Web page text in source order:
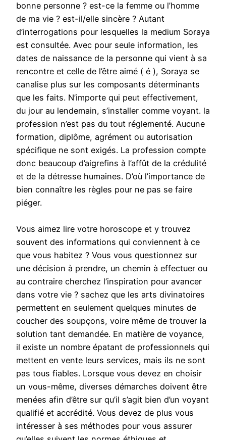
bonne personne ? est-ce la femme ou l’homme
de ma vie ? est-il/elle sincère ? Autant
d’interrogations pour lesquelles la medium Soraya
est consultée. Avec pour seule information, les
dates de naissance de la personne qui vient à sa
rencontre et celle de l’être aimé ( é ), Soraya se
canalise plus sur les composants déterminants
que les faits. N’importe qui peut effectivement,
du jour au lendemain, s’installer comme voyant. la
profession n’est pas du tout réglementé. Aucune
formation, diplôme, agrément ou autorisation
spécifique ne sont exigés. La profession compte
donc beaucoup d’aigrefins à l’affût de la crédulité
et de la détresse humaines. D’où l’importance de
bien connaître les règles pour ne pas se faire
piéger.
Vous aimez lire votre horoscope et y trouvez
souvent des informations qui conviennent à ce
que vous habitez ? Vous vous questionnez sur
une décision à prendre, un chemin à effectuer ou
au contraire cherchez l’inspiration pour avancer
dans votre vie ? sachez que les arts divinatoires
permettent en seulement quelques minutes de
coucher des soupçons, voire même de trouver la
solution tant demandée. En matière de voyance,
il existe un nombre épatant de professionnels qui
mettent en vente leurs services, mais ils ne sont
pas tous fiables. Lorsque vous devez en choisir
un vous-même, diverses démarches doivent être
menées afin d’être sur qu’il s’agit bien d’un voyant
qualifié et accrédité. Vous devez de plus vous
intéresser à ses méthodes pour vous assurer